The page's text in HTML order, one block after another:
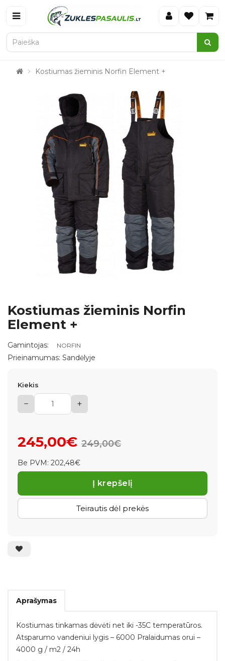
Kostiumas žieminis Norfin Element +
Kostiumas žieminis Norfin
Element +
Gamintojas: NORFIN
Prieinamumas: Sandėlyje
Kiekis
− +
245,00€ 249,00€
Be PVM: 202,48€
Į krepšelį
Teirautis dėl prekės
Aprašymas
Kostiumas tinkamas dėvėti net iki -35C temperatūros.
Atsparumo vandeniui lygis – 6000 Pralaidumas orui –
4000 g / m2 / 24h